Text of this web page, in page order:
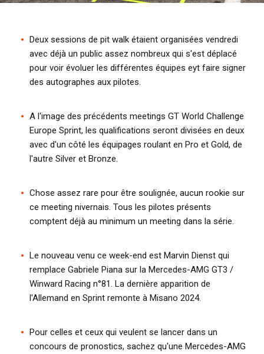
Deux sessions de pit walk étaient organisées vendredi
avec déjà un public assez nombreux qui s'est déplacé
pour voir évoluer les différentes équipes eyt faire signer
des autographes aux pilotes.
A l'image des précédents meetings GT World Challenge
Europe Sprint, les qualifications seront divisées en deux
avec d'un côté les équipages roulant en Pro et Gold, de
l'autre Silver et Bronze.
Chose assez rare pour être soulignée, aucun rookie sur
ce meeting nivernais. Tous les pilotes présents
comptent déjà au minimum un meeting dans la série.
Le nouveau venu ce week-end est Marvin Dienst qui
remplace Gabriele Piana sur la Mercedes-AMG GT3 /
Winward Racing n°81. La dernière apparition de
l'Allemand en Sprint remonte à Misano 2024.
Pour celles et ceux qui veulent se lancer dans un
concours de pronostics, sachez qu'une Mercedes-AMG